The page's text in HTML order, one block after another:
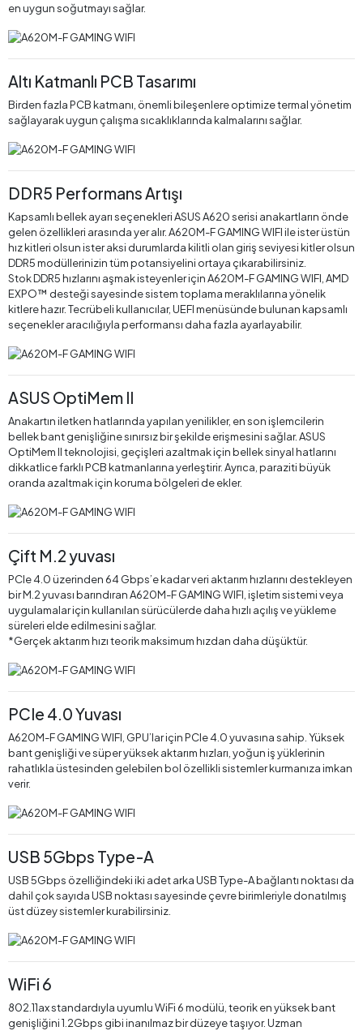
en uygun soğutmayı sağlar.
Altı Katmanlı PCB Tasarımı
Birden fazla PCB katmanı, önemli bileşenlere optimize termal yönetim
sağlayarak uygun çalışma sıcaklıklarında kalmalarını sağlar.
DDR5 Performans Artışı
Kapsamlı bellek ayarı seçenekleri ASUS A620 serisi anakartların önde
gelen özellikleri arasında yer alır. A620M-F GAMING WIFI ile ister üstün
hız kitleri olsun ister aksi durumlarda kilitli olan giriş seviyesi kitler olsun
DDR5 modüllerinizin tüm potansiyelini ortaya çıkarabilirsiniz.
Stok DDR5 hızlarını aşmak isteyenler için A620M-F GAMING WIFI, AMD
EXPO™ desteği sayesinde sistem toplama meraklılarına yönelik
kitlere hazır. Tecrübeli kullanıcılar, UEFI menüsünde bulunan kapsamlı
seçenekler aracılığıyla performansı daha fazla ayarlayabilir.
ASUS OptiMem II
Anakartın iletken hatlarında yapılan yenilikler, en son işlemcilerin
bellek bant genişliğine sınırsız bir şekilde erişmesini sağlar. ASUS
OptiMem II teknolojisi, geçişleri azaltmak için bellek sinyal hatlarını
dikkatlice farklı PCB katmanlarına yerleştirir. Ayrıca, paraziti büyük
oranda azaltmak için koruma bölgeleri de ekler.
Çift M.2 yuvası
PCIe 4.0 üzerinden 64 Gbps’e kadar veri aktarım hızlarını destekleyen
bir M.2 yuvası barındıran A620M-F GAMING WIFI, işletim sistemi veya
uygulamalar için kullanılan sürücülerde daha hızlı açılış ve yükleme
süreleri elde edilmesini sağlar.
*Gerçek aktarım hızı teorik maksimum hızdan daha düşüktür.
PCIe 4.0 Yuvası
A620M-F GAMING WIFI, GPU’lar için PCIe 4.0 yuvasına sahip. Yüksek
bant genişliği ve süper yüksek aktarım hızları, yoğun iş yüklerinin
rahatlıkla üstesinden gelebilen bol özellikli sistemler kurmanıza imkan
verir.
USB 5Gbps Type-A
USB 5Gbps özelliğindeki iki adet arka USB Type-A bağlantı noktası da
dahil çok sayıda USB noktası sayesinde çevre birimleriyle donatılmış
üst düzey sistemler kurabilirsiniz.
WiFi 6
802.11ax standardıyla uyumlu WiFi 6 modülü, teorik en yüksek bant
genişliğini 1.2Gbps gibi inanılmaz bir düzeye taşıyor. Uzman